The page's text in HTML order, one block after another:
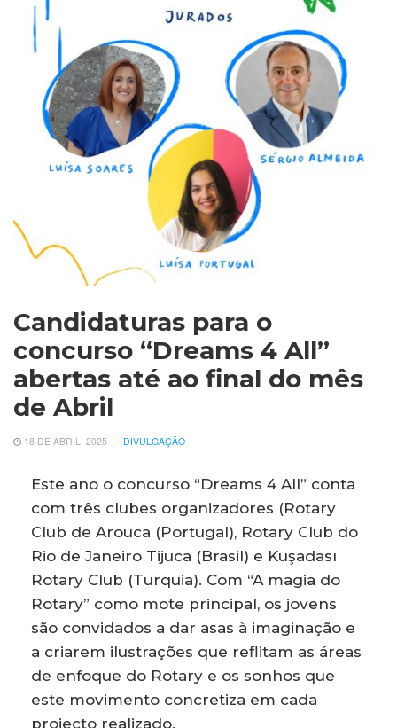
Candidaturas para o
concurso “Dreams 4 All”
abertas até ao final do mês
de Abril
18 DE ABRIL, 2025 DIVULGAÇÃO
Este ano o concurso “Dreams 4 All” conta
com três clubes organizadores (Rotary
Club de Arouca (Portugal), Rotary Club do
Rio de Janeiro Tijuca (Brasil) e Kuşadası
Rotary Club (Turquia). Com “A magia do
Rotary” como mote principal, os jovens
são convidados a dar asas à imaginação e
a criarem ilustrações que reflitam as áreas
de enfoque do Rotary e os sonhos que
este movimento concretiza em cada
projecto realizado.